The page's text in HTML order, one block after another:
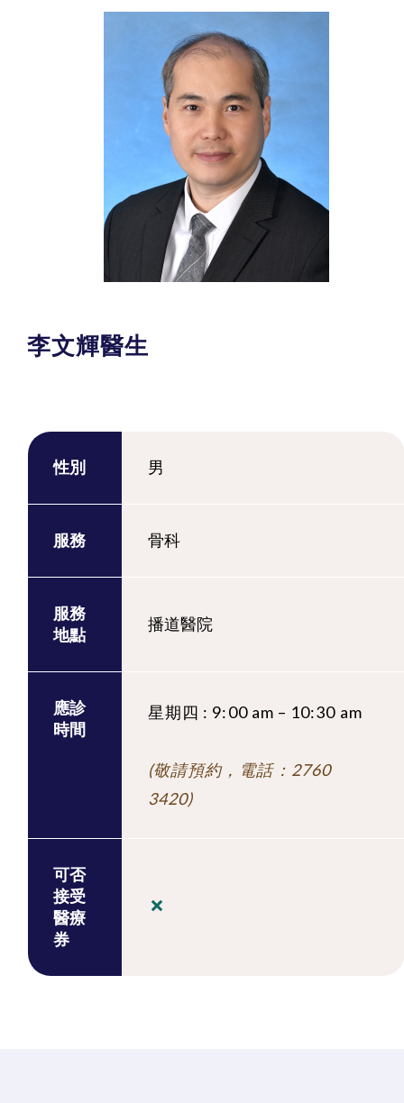
李文輝醫生
性別 男
服務 骨科
服務
地點
播道醫院
應診
時間
星期四 : 9:00 am – 10:30 am
(敬請預約，電話：2760
3420)
可否
接受
醫療
券